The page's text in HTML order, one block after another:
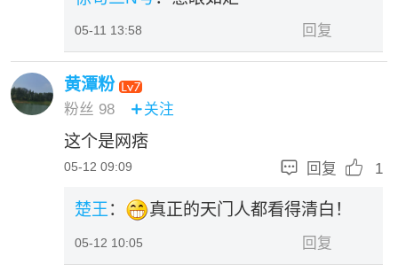
05-11 13:58 回复
黄潭粉
粉丝 98 关注
这个是网痞
05-12 09:09  回复  1
楚王： 真正的天门人都看得清白！
05-12 10:05 回复